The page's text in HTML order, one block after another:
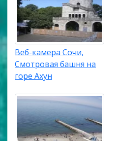
Веб-камера Сочи,
Смотровая башня на
горе Ахун